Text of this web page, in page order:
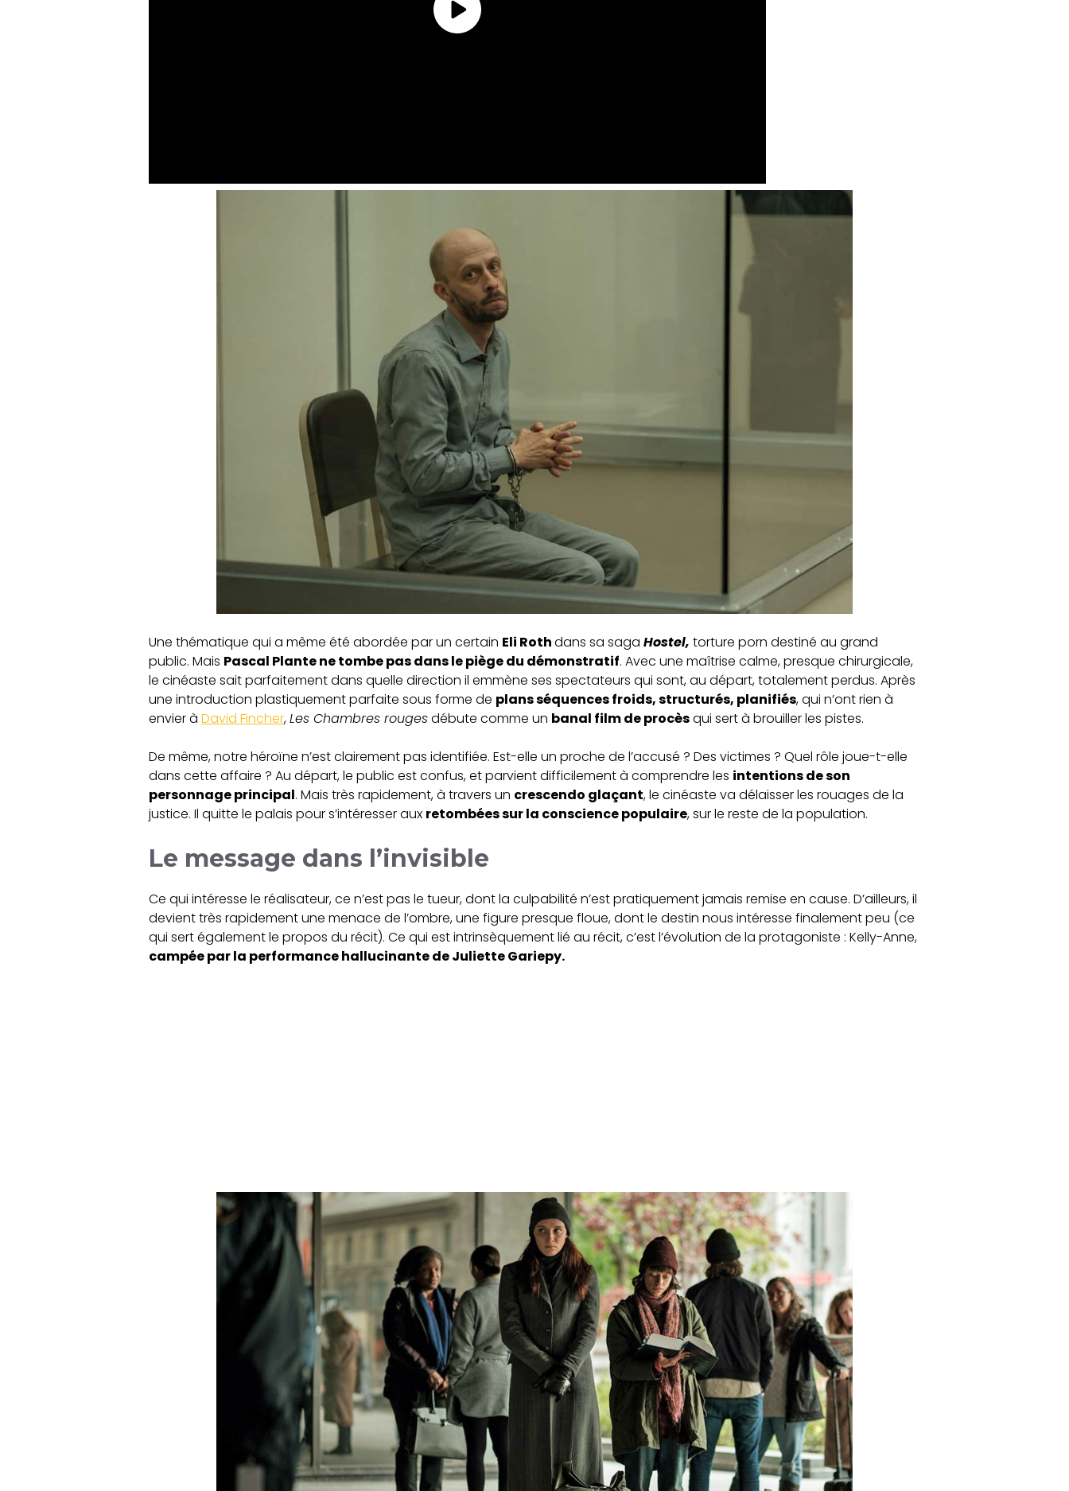
Une thématique qui a même été abordée par un certain Eli Rothdans sa saga Hostel, torture porn destiné au grand
public. Mais Pascal Plante ne tombe pas dans le piège du démonstratif. Avec une maîtrise calme, presque chirurgicale,
le cinéaste sait parfaitement dans quelle direction il emmène ses spectateurs qui sont, au départ, totalement perdus. Après
une introduction plastiquement parfaite sous forme de plans séquences froids, structurés, planifiés, qui n’ont rien à
envier à David Fincher,Les Chambres rougesdébute comme un banal film de procèsqui sert à brouiller les pistes.
De même, notre héroïne n’est clairement pas identifiée. Est-elle un proche de l’accusé ? Des victimes ? Quel rôle joue-t-elle
dans cette affaire ? Au départ, le public est confus, et parvient difficilement à comprendre les intentions de son
personnage principal. Mais très rapidement, à travers un crescendo glaçant, le cinéaste va délaisser les rouages de la
justice. Il quitte le palais pour s’intéresser aux retombées sur la conscience populaire, sur le reste de la population.
Le message dans l’invisible
Ce qui intéresse le réalisateur, ce n’est pas le tueur, dont la culpabilité n’est pratiquement jamais remise en cause. D’ailleurs, il
devient très rapidement une menace de l’ombre, une figure presque floue, dont le destin nous intéresse finalement peu (ce
qui sert également le propos du récit). Ce qui est intrinsèquement lié au récit, c’est l’évolution de la protagoniste : Kelly-Anne,
campée par la performance hallucinante de Juliette Gariepy.